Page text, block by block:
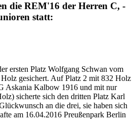
die REM'16 der Herren C, -
statt:
ersten Platz Wolfgang Schwan vom
gesichert. Auf Platz 2 mit 832 Holz
Askania Kalbow 1916 und mit nur
sicherte sich den dritten Platz Karl
an die drei, sie haben sich
am 16.04.2016 Preußenpark Berlin